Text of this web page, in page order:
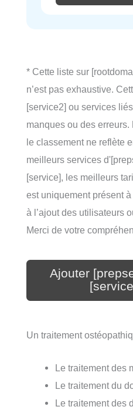
* Cette liste sur
n’est pas exhaustive.
[service2] ou services
manques ou des erreurs.
le classement ne reflète
meilleurs services
[service], les meilleurs
est uniquement présent
à l’ajout des utilisateurs
Merci de votre
Ajouter
Un traitement
Le traitement des
Le traitement du
Le traitement des